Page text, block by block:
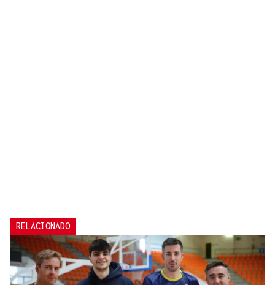
RELACIONADO